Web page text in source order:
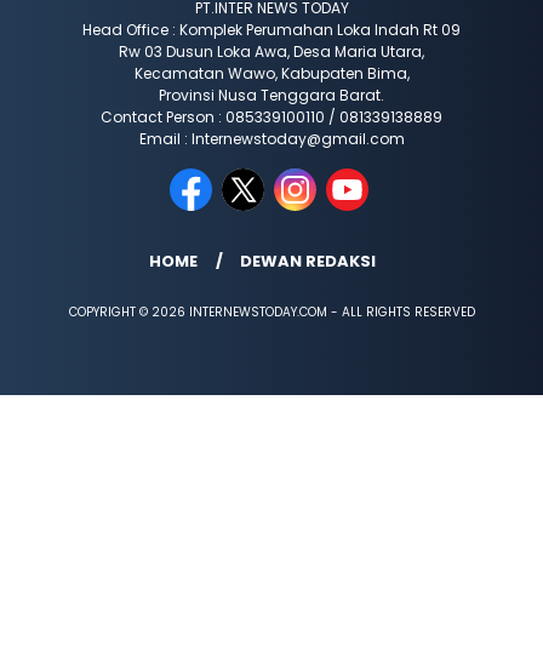
PT.INTER NEWS TODAY
Head Office : Komplek Perumahan Loka Indah Rt 09
Rw 03 Dusun Loka Awa, Desa Maria Utara,
Kecamatan Wawo, Kabupaten Bima,
Provinsi Nusa Tenggara Barat.
Contact Person : 085339100110 / 081339138889
Email : Internewstoday@gmail.com
HOME DEWAN REDAKSI
COPYRIGHT © 2026 INTERNEWSTODAY.COM - ALL RIGHTS RESERVED